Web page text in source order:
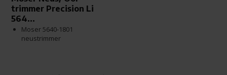
trimmer Precision Li
564...
Moser 5640-1801
neustrimmer